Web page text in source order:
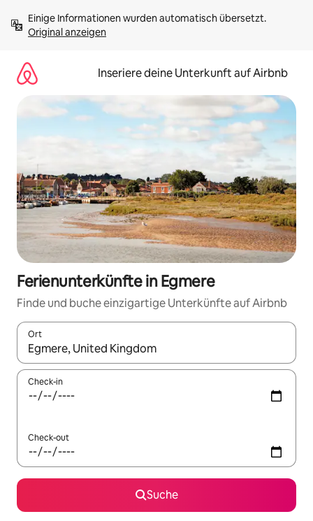
Inhalten
springenOriginal anzeigen
Inseriere deine Unterkunft auf Airbnb
Ferienunterkünfte in Egmere
Finde und buche einzigartige Unterkünfte auf Airbnb
Ort
Wenn Ergebnisse verfügbar sind, navigiere mit den
Check-in
Check-out
Suche